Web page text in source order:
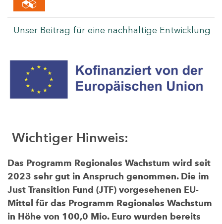
Unser Beitrag für eine nachhaltige Entwicklung
Wichtiger Hinweis:
Das Programm Regionales Wachstum wird seit
2023 sehr gut in Anspruch genommen. Die im
Just Transition Fund (JTF) vorgesehenen EU-
Mittel für das Programm Regionales Wachstum
in Höhe von 100,0 Mio. Euro wurden bereits